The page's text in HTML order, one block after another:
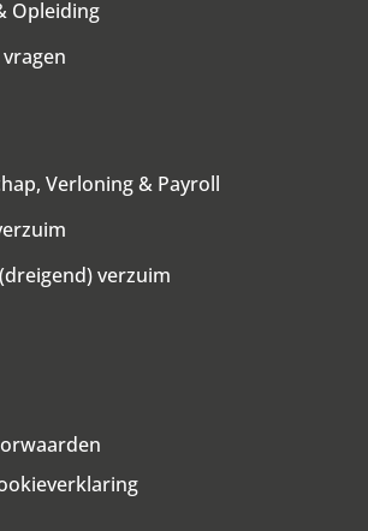
Opleiding
Verloning & Payroll
verzuim